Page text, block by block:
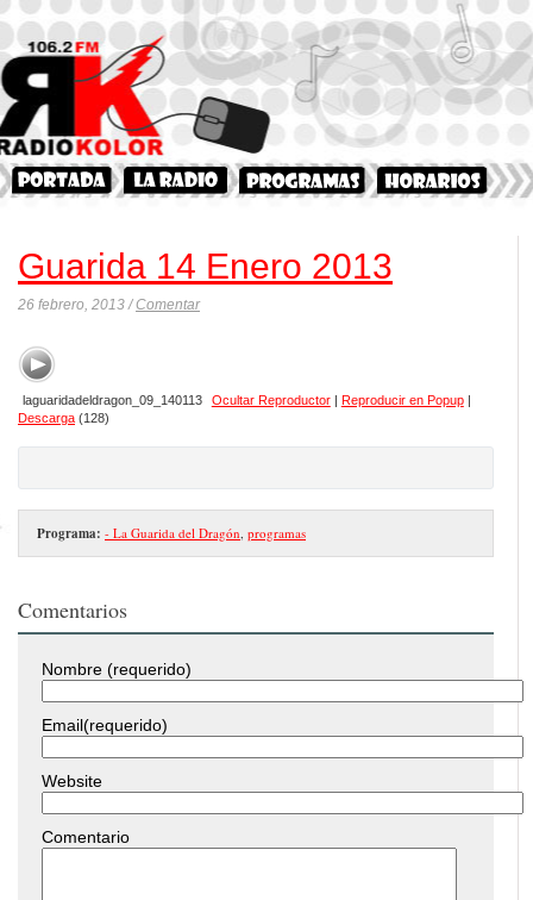
Guarida 14 Enero 2013
26 febrero, 2013 /Comentar
laguaridadeldragon_09_140113 Ocultar Reproductor| Reproducir en Popup|
Descarga (128)
Programa: - La Guarida del Dragón programas
Comentarios
Nombre (requerido)
Email(requerido)
Website
Comentario